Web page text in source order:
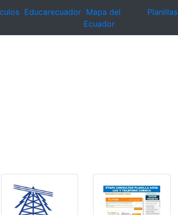
Educarecuador Mapa del
Ecuador
Planillas